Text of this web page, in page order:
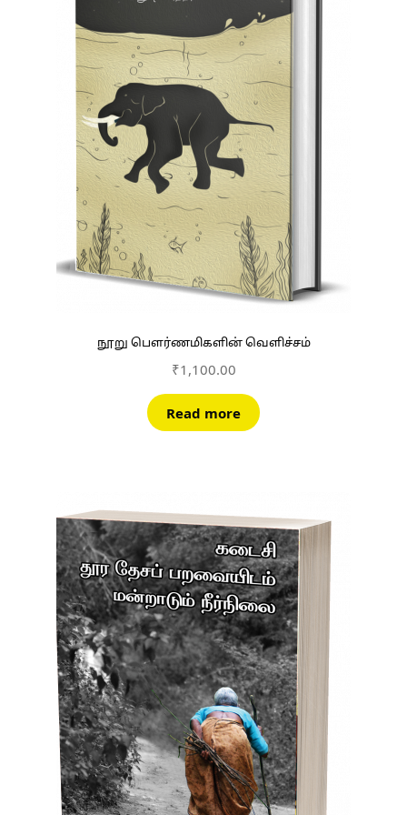
நூறு பௌர்ணமிகளின் வெளிச்சம்
₹1,100.00
Read more